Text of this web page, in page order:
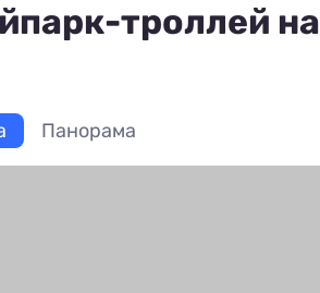
троллей
Панорама